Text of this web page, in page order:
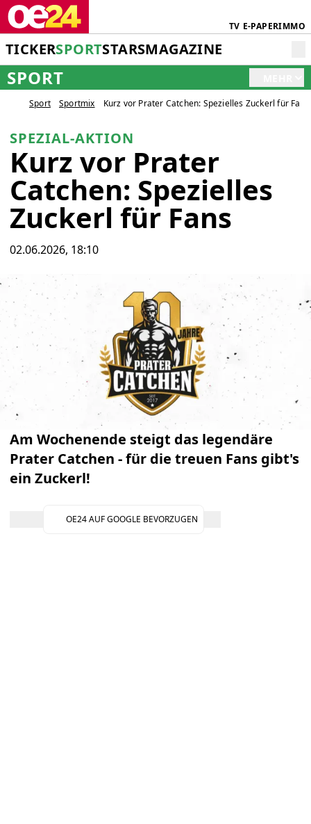
TV E-PAPERIMMO
TICKERSPORTSTARSMAGAZINE
SPORT
Sport Sportmix Kurz vor Prater Catchen: Spezielles Zuckerl für Fans
SPEZIAL-AKTION
Kurz vor Prater
Catchen: Spezielles
Zuckerl für Fans
02.06.2026, 18:10
Am Wochenende steigt das legendäre
Prater Catchen - für die treuen Fans gibt's
ein Zuckerl!
OE24 AUF GOOGLE BEVORZUGEN